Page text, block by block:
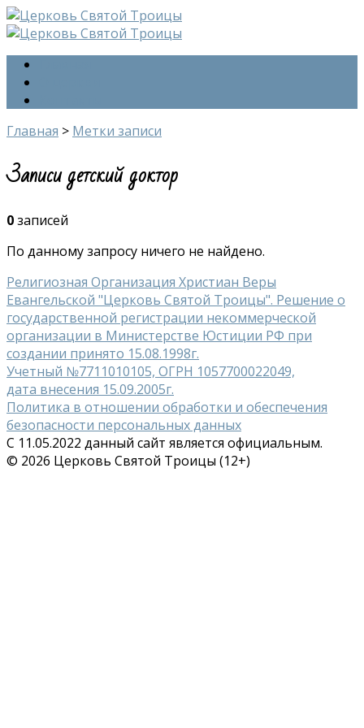
Главная > Метки записи
Записи детский доктор
0записей
По данному запросу ничего не найдено.
Религиозная Организация Христиан Веры
Евангельской "Церковь Святой Троицы". Решение о
государственной регистрации некоммерческой
организации в Министерстве Юстиции РФ при
создании принято 15.08.1998г.
Учетный №7711010105, ОГРН 1057700022049,
дата внесения 15.09.2005г.
Политика в отношении обработки и обеспечения
безопасности персональных данных
С 11.05.2022 данный сайт является официальным.
© 2026 Церковь Святой Троицы (12+)